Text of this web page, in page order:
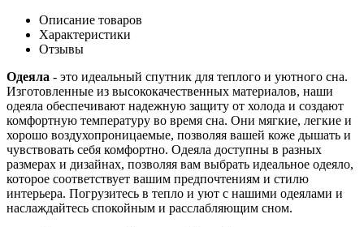
Описание товаров
Характеристики
Отзывы
Одеяла - это идеальный спутник для теплого и уютного сна.
Изготовленные из высококачественных материалов, наши
одеяла обеспечивают надежную защиту от холода и создают
комфортную температуру во время сна. Они мягкие, легкие и
хорошо воздухопроницаемые, позволяя вашей коже дышать и
чувствовать себя комфортно. Одеяла доступны в разных
размерах и дизайнах, позволяя вам выбрать идеальное одеяло,
которое соответствует вашим предпочтениям и стилю
интерьера. Погрузитесь в тепло и уют с нашими одеялами и
наслаждайтесь спокойным и расслабляющим сном.